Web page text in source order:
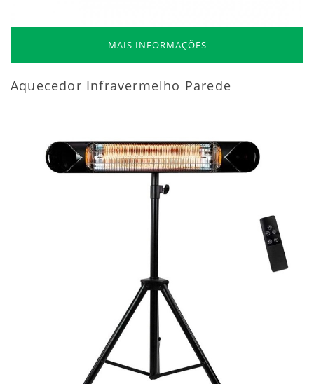
MAIS INFORMAÇÕES
Aquecedor Infravermelho Parede